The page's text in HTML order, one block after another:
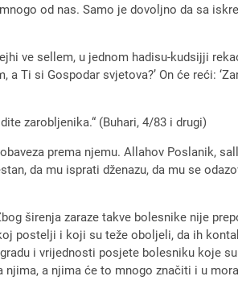
od nas. Samo je dovoljno da sa
ve sellem, u jednom hadisu-kudsijji
Ti si Gospodar svjetova?’ On će reći:
zarobljenika.“ (Buhari, 4/83 i drugi)
prema njemu. Allahov Poslanik,
da mu isprati dženazu, da mu se
širenja zaraze takve bolesnike nije
postelji i koji su teže oboljeli, da ih
i vrijednosti posjete bolesniku koje
a njima će to mnogo značiti i u